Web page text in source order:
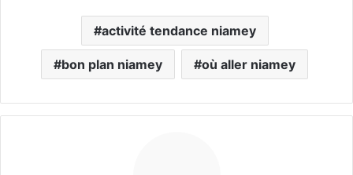
activité tendance niamey
bon plan niamey où aller niamey